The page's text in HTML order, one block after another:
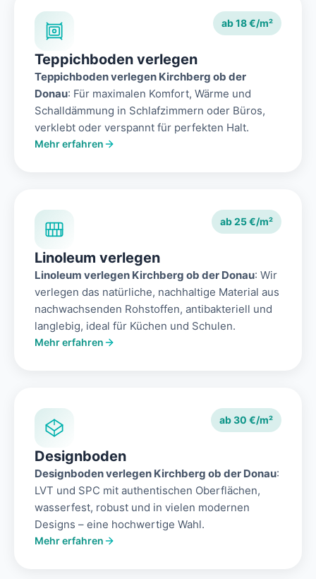
ab 18 €/m²
Teppichboden verlegen
Teppichboden verlegen Kirchberg ob der
Donau: Für maximalen Komfort, Wärme und
Schalldämmung in Schlafzimmern oder Büros,
verklebt oder verspannt für perfekten Halt.
Mehr erfahren
ab 25 €/m²
Linoleum verlegen
Linoleum verlegen Kirchberg ob der Donau: Wir
verlegen das natürliche, nachhaltige Material aus
nachwachsenden Rohstoffen, antibakteriell und
langlebig, ideal für Küchen und Schulen.
Mehr erfahren
ab 30 €/m²
Designboden
Designboden verlegen Kirchberg ob der Donau:
LVT und SPC mit authentischen Oberflächen,
wasserfest, robust und in vielen modernen
Designs – eine hochwertige Wahl.
Mehr erfahren